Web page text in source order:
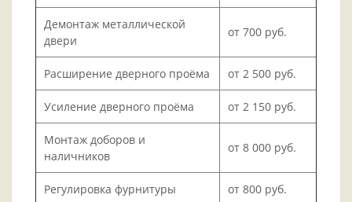
Демонтаж металлической
двери
от 700 руб.
Расширение дверного проёма от 2 500 руб.
Усиление дверного проёма от 2 150 руб.
Монтаж доборов и
наличников
от 8 000 руб.
Регулировка фурнитуры от 800 руб.